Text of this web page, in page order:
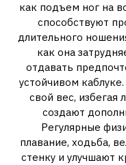
как подъем ног на
способствуют
длительного
как она
отдавать
устойчивом
свой вес,
создают
Регулярные
плавание, ходьба,
стенку и улучшают